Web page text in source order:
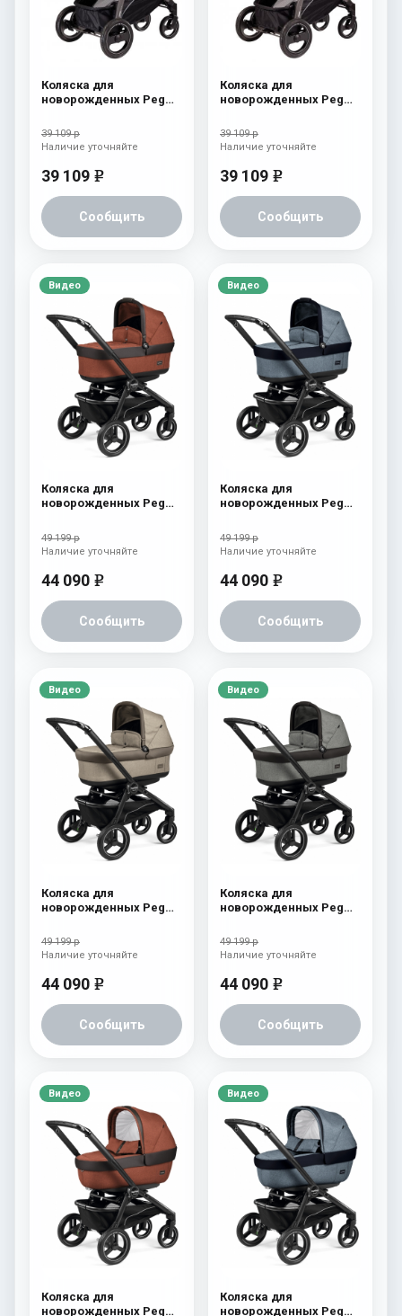
Коляска для
новорожденных Peg
(шасси Jet) Cream
39 109 р
39 109 e
Сообщить
Наличие уточняйте
Коляска для
новорожденных Peg
(шасси Jet) Fleur
39 109 р
39 109 e
Сообщить
Наличие уточняйте
Видео
Коляска для
новорожденных Peg
Terracotta
49 199 р
44 090 e
Сообщить
Наличие уточняйте
Видео
Коляска для
новорожденных Peg
Horizon
49 199 р
44 090 e
Сообщить
Наличие уточняйте
Видео
Коляска для
новорожденных Peg
Cream
49 199 р
44 090 e
Сообщить
Наличие уточняйте
Видео
Коляска для
новорожденных Peg
Atmosphere
49 199 р
44 090 e
Сообщить
Наличие уточняйте
Видео
Коляска для
новорожденных Peg
Видео
Коляска для
новорожденных Peg